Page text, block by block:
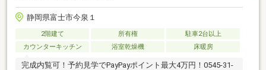
静岡県富士市今泉１
2階建て 所有権
駐車2台以上
カウンターキッチン
浴室乾燥機 床暖房
完成内覧可！予約見学でPayPayポイント最大4万円！0545-31-